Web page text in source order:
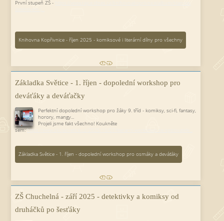
První stupeň ZŠ -
Knihovna Kopřivnice - říjen 2025 - komiksové i literární dílny pro všechny
Základka Světice - 1. říjen - dopolední workshop pro
deváťáky a deváťačky
Perfektní dopolední workshop pro žáky 9. tříd - komiksy, sci-fi, fantasy,
horory, mangy...
Projeli jsme fakt všechno! Koukněte
sem:https://www.skolasvetice.cz/2025/10/07/literarni-workshop-se-spisovatele...
Základka Světice - 1. říjen - dopolední workshop pro osmáky a deváťáky
ZŠ Chuchelná - září 2025 - detektivky a komiksy od
druháčků po šesťáky